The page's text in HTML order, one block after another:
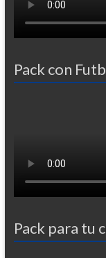
Pack con
Pack para tu